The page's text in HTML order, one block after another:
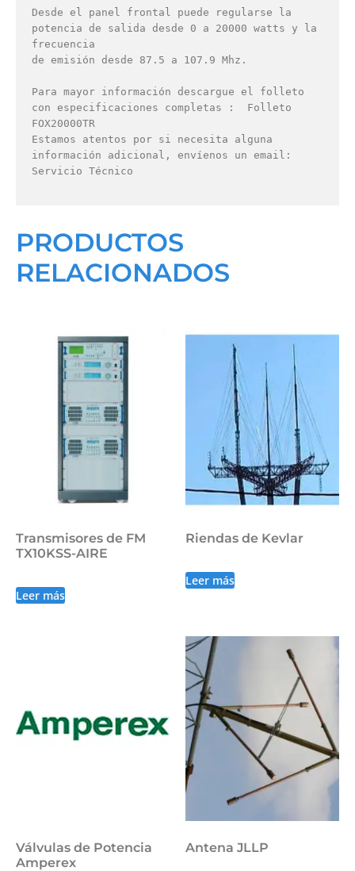
Desde el panel frontal puede regularse la
potencia de salida desde 0 a 20000 watts y la
frecuencia
de emisión desde 87.5 a 107.9 Mhz.
Para mayor información descargue el folleto
con especificaciones completas :  Folleto
FOX20000TR
Estamos atentos por si necesita alguna
información adicional, envíenos un email:
Servicio Técnico
PRODUCTOS
RELACIONADOS
Transmisores de FM
TX10KSS-AIRE
Leer más
Riendas de Kevlar
Leer más
Válvulas de Potencia
Amperex
Antena JLLP